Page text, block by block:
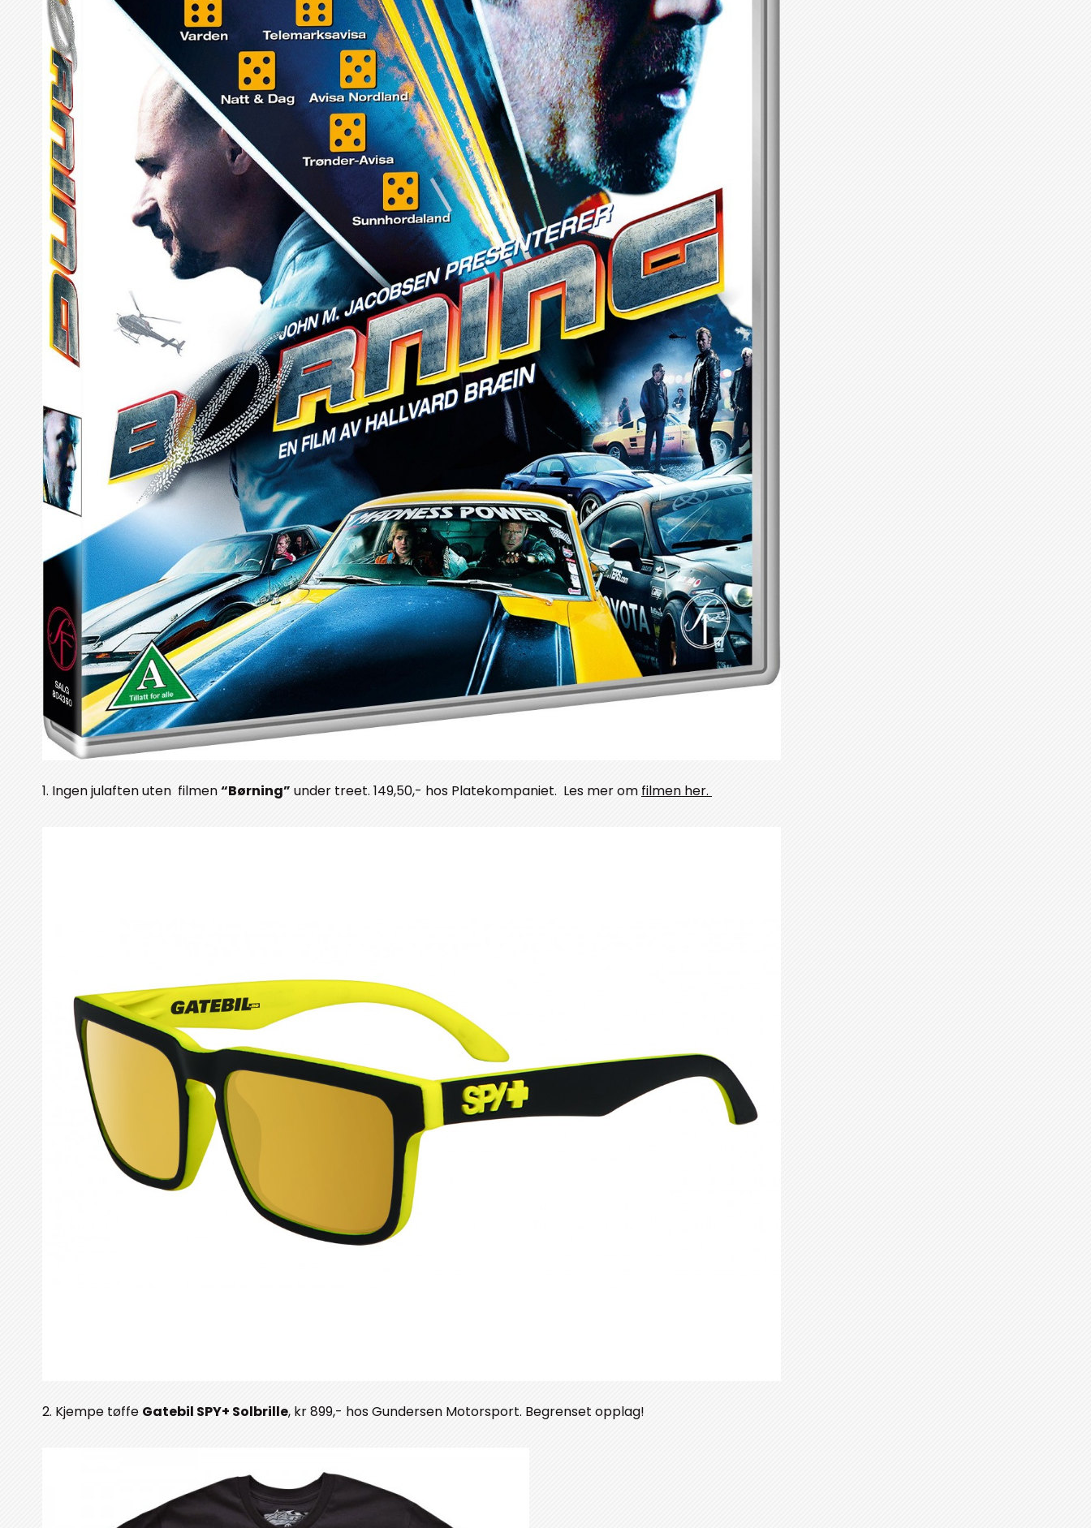
1. Ingen julaften uten filmen“Børning” under treet. 149,50,- hos Platekompaniet. Les mer om filmen her.
2. Kjempe tøffe Gatebil SPY+ Solbrille, kr 899,- hos Gundersen Motorsport. Begrenset opplag!